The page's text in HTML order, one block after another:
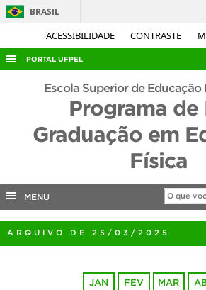
ACESSIBILIDADE CONTRASTE
BRASIL
PORTAL UFPEL
ACESSO À INFORMAÇÃO
COBALTO
Escola Superior de Educação
Programa de
Graduação em
Física
MENU
ARQUIVO DE 25/03/2025
JAN FEV MAR